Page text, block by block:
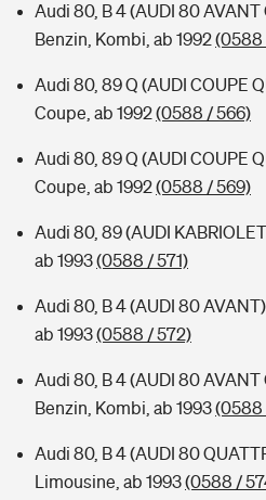
Audi 80, B 4 (AUDI 80 AVANT
Benzin, Kombi, ab 1992(0588
Audi 80, 89 Q (AUDI COUPE
Coupe, ab 1992(0588 / 566)
Audi 80, 89 Q (AUDI COUPE
Coupe, ab 1992(0588 / 569)
Audi 80, 89 (AUDI
ab 1993(0588 / 571)
Audi 80, B 4 (AUDI 80
ab 1993(0588 / 572)
Audi 80, B 4 (AUDI 80 AVANT
Benzin, Kombi, ab 1993(0588
Audi 80, B 4 (AUDI 80
Limousine, ab 1993(0588 /